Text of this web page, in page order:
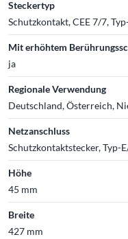
Steckertyp
Schutzkontakt, CEE 7/7,
Mit erhöhtem
ja
Regionale Verwendung
Deutschland, Österreich,
Netzanschluss
Schutzkontaktstecker, Typ-
Höhe
45 mm
Breite
427 mm